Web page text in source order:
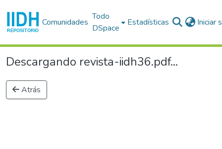
Comunidades
Todo
DSpace
Estadísticas Iniciar
Descargando revista-iidh36.pdf...
Atrás